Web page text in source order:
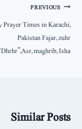
پوسٹوں
کی
نیویگیشن
PREVIOUS
Prayer Times in Karachi,
Pakistan Fajar, zuhr
maghrib, Isha
Similar Posts